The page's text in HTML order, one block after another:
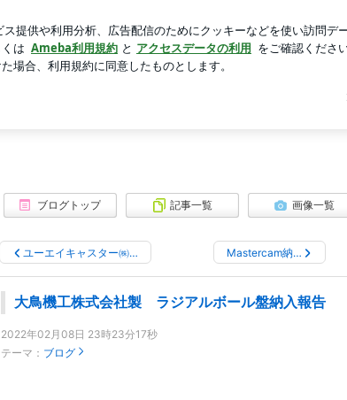
ログイン
ブログトップ 記事一覧 画像一覧
ユーエイキャスター㈱… Mastercam納…
大鳥機工株式会社製 ラジアルボール盤納入報告
2022年02月08日 23時23分17秒
テーマ： ブログ